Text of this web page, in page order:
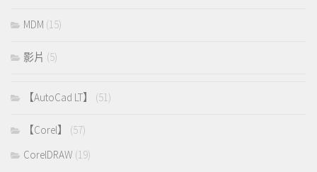
MDM (15)
影片 (5)
【AutoCad LT】 (51)
【Corel】
(57)
CorelDRAW (19)